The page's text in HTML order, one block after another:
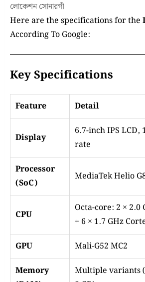
লোকেশন সোনারগাঁ
Here are the specifications for the
According To Google:
Key Specifications
Feature Detail
Display
6.7-inch IPS
rate
Processor
(SoC)
MediaTek Helio
CPU
Octa-core: 2 × 2.0
+ 6 × 1.7 GHz
GPU
Mali-G52 MC2
Memory
Multiple variants